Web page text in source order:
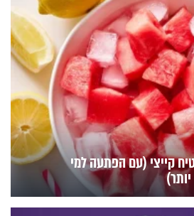
קייצי (עם הפתעה למי